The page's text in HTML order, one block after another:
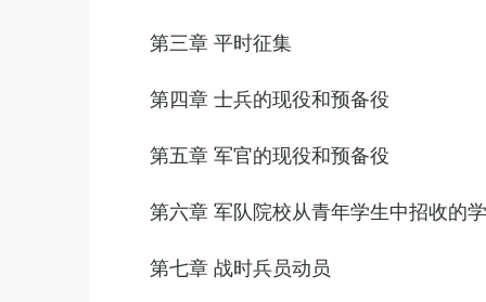
第三章 平时征集
第四章 士兵的现役和预备役
第五章 军官的现役和预备役
第六章 军队院校从青年学生中招收的
第七章 战时兵员动员